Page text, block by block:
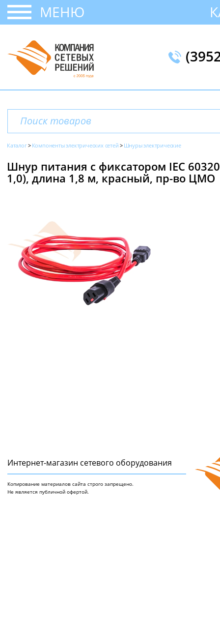
МЕНЮ
Каталог Компоненты электрических сетей Шнуры электрические
Шнур питания с фиксатором IEC
1,0), длина 1,8 м, красный, пр-во ЦМО
Интернет-магазин сетeвого оборудования
Копирование материалов сайта строго запрещено.
Не является публичной офертой.